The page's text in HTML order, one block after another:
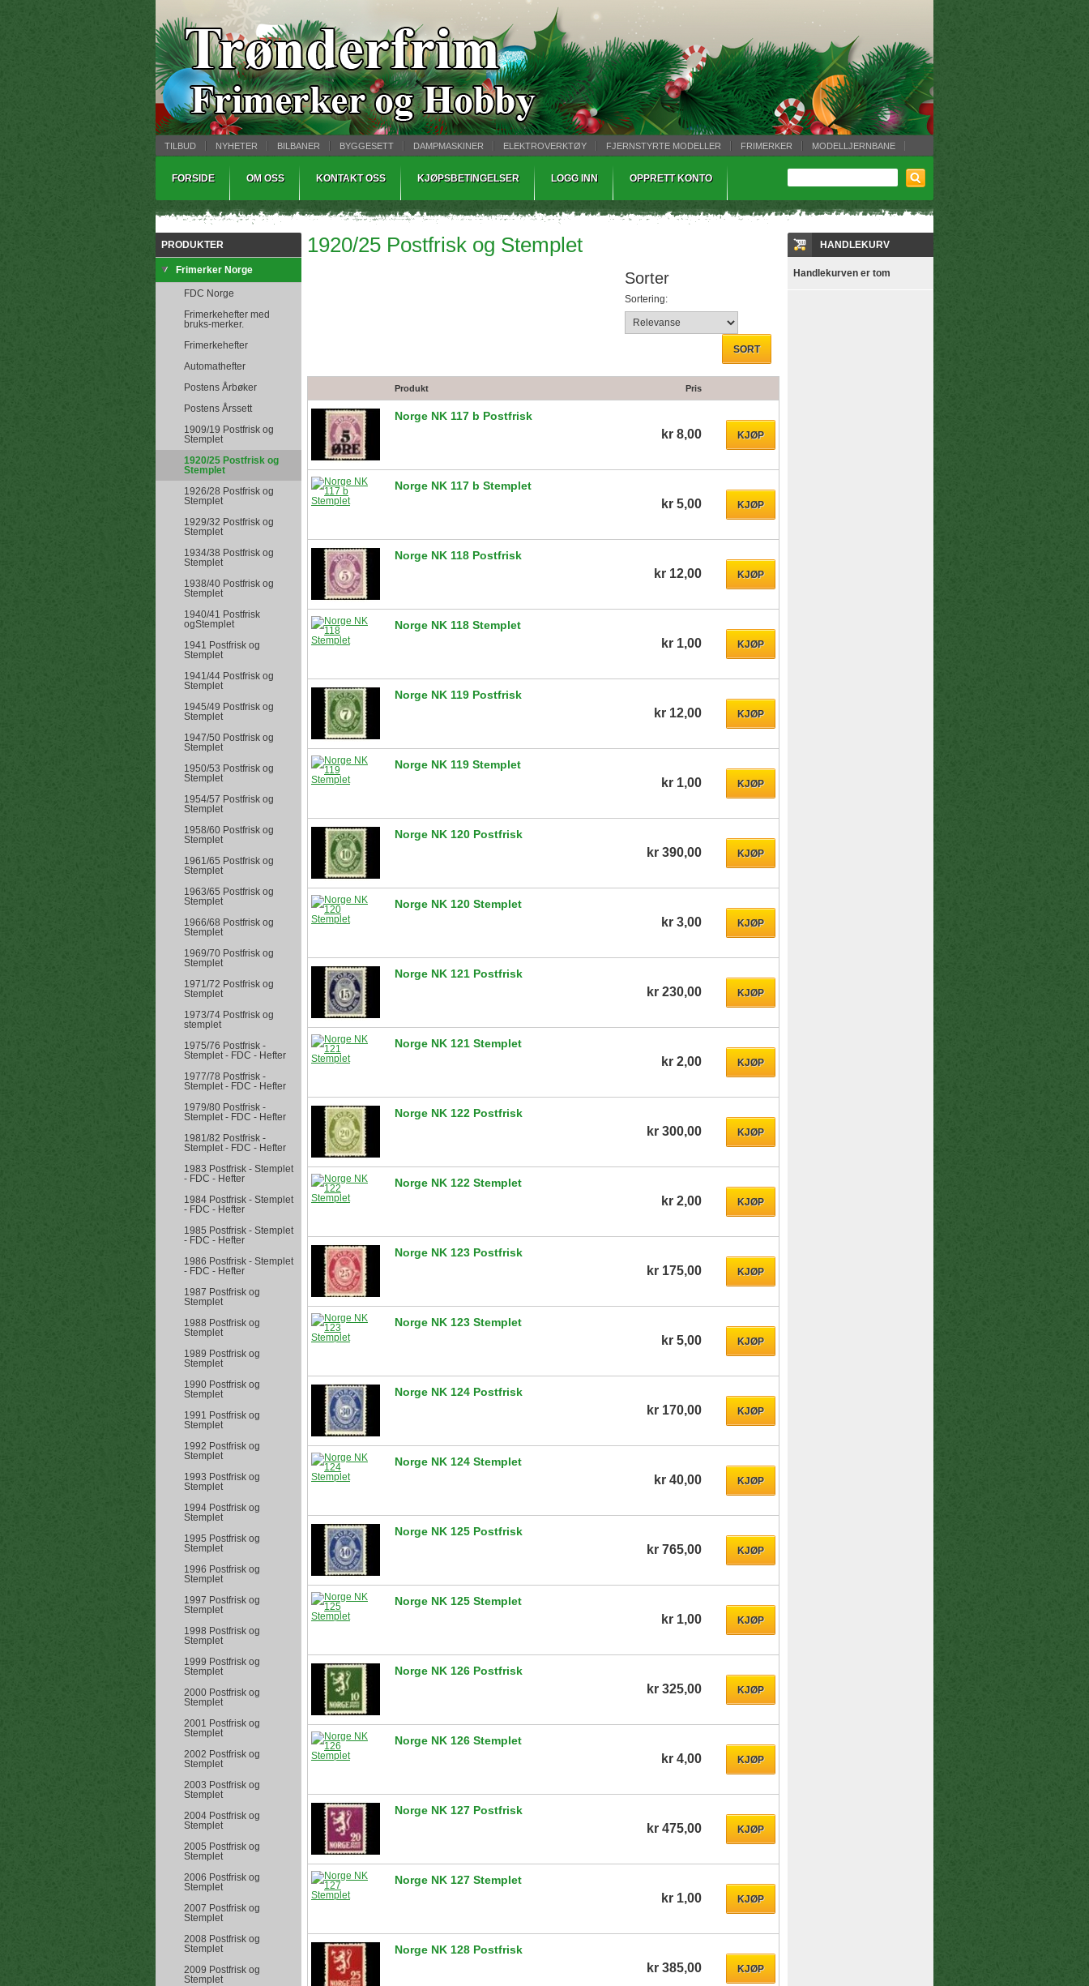
TILBUD NYHETER BILBANER BYGGESETT DAMPMASKINER ELEKTROVERKTØY FJERNSTYRTE MODELLER FRIMERKER
MODELLJERNBANE
FORSIDE OM OSS KONTAKT OSS KJØPSBETINGELSER LOGG INN OPPRETT KONTO
PRODUKTER
Frimerker Norge
FDC Norge
Frimerkehefter med
bruks-merker.
Frimerkehefter
Automathefter
Postens Årbøker
Postens Årssett
1909/19 Postfrisk og
Stemplet
1920/25 Postfrisk og
Stemplet
1926/28 Postfrisk og
Stemplet
1929/32 Postfrisk og
Stemplet
1934/38 Postfrisk og
Stemplet
1938/40 Postfrisk og
Stemplet
1940/41 Postfrisk
ogStemplet
1941 Postfrisk og
Stemplet
1941/44 Postfrisk og
Stemplet
1945/49 Postfrisk og
Stemplet
1947/50 Postfrisk og
Stemplet
1950/53 Postfrisk og
Stemplet
1954/57 Postfrisk og
Stemplet
1958/60 Postfrisk og
Stemplet
1961/65 Postfrisk og
Stemplet
1963/65 Postfrisk og
Stemplet
1966/68 Postfrisk og
Stemplet
1969/70 Postfrisk og
Stemplet
1971/72 Postfrisk og
Stemplet
1973/74 Postfrisk og
stemplet
1975/76 Postfrisk -
Stemplet - FDC - Hefter
1977/78 Postfrisk -
Stemplet - FDC - Hefter
1979/80 Postfrisk -
Stemplet - FDC - Hefter
1981/82 Postfrisk -
Stemplet - FDC - Hefter
1983 Postfrisk - Stemplet
- FDC - Hefter
1984 Postfrisk - Stemplet
- FDC - Hefter
1985 Postfrisk - Stemplet
- FDC - Hefter
1986 Postfrisk - Stemplet
- FDC - Hefter
1987 Postfrisk og
Stemplet
1988 Postfrisk og
Stemplet
1989 Postfrisk og
Stemplet
1990 Postfrisk og
Stemplet
1991 Postfrisk og
Stemplet
1992 Postfrisk og
Stemplet
1993 Postfrisk og
Stemplet
1994 Postfrisk og
Stemplet
1995 Postfrisk og
Stemplet
1996 Postfrisk og
Stemplet
1997 Postfrisk og
Stemplet
1998 Postfrisk og
Stemplet
1999 Postfrisk og
Stemplet
2000 Postfrisk og
Stemplet
2001 Postfrisk og
Stemplet
2002 Postfrisk og
Stemplet
2003 Postfrisk og
Stemplet
2004 Postfrisk og
Stemplet
2005 Postfrisk og
Stemplet
2006 Postfrisk og
Stemplet
2007 Postfrisk og
Stemplet
2008 Postfrisk og
Stemplet
2009 Postfrisk og
Stemplet
1920/25 Postfrisk og Stemplet
Sorter
Sortering:
Produkt Pris
Norge NK 117 b Postfrisk
kr 8,00
Norge NK 117 b Stemplet
kr 5,00
Norge NK 118 Postfrisk
kr 12,00
Norge NK 118 Stemplet
kr 1,00
Norge NK 119 Postfrisk
kr 12,00
Norge NK 119 Stemplet
kr 1,00
Norge NK 120 Postfrisk
kr 390,00
Norge NK 120 Stemplet
kr 3,00
Norge NK 121 Postfrisk
kr 230,00
Norge NK 121 Stemplet
kr 2,00
Norge NK 122 Postfrisk
kr 300,00
Norge NK 122 Stemplet
kr 2,00
Norge NK 123 Postfrisk
kr 175,00
Norge NK 123 Stemplet
kr 5,00
Norge NK 124 Postfrisk
kr 170,00
Norge NK 124 Stemplet
kr 40,00
Norge NK 125 Postfrisk
kr 765,00
Norge NK 125 Stemplet
kr 1,00
Norge NK 126 Postfrisk
kr 325,00
Norge NK 126 Stemplet
kr 4,00
Norge NK 127 Postfrisk
kr 475,00
Norge NK 127 Stemplet
kr 1,00
Norge NK 128 Postfrisk
kr 385,00
HANDLEKURV
Handlekurven er tom